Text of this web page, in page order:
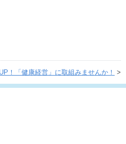
！「健康経営」に取組みませんか！ >